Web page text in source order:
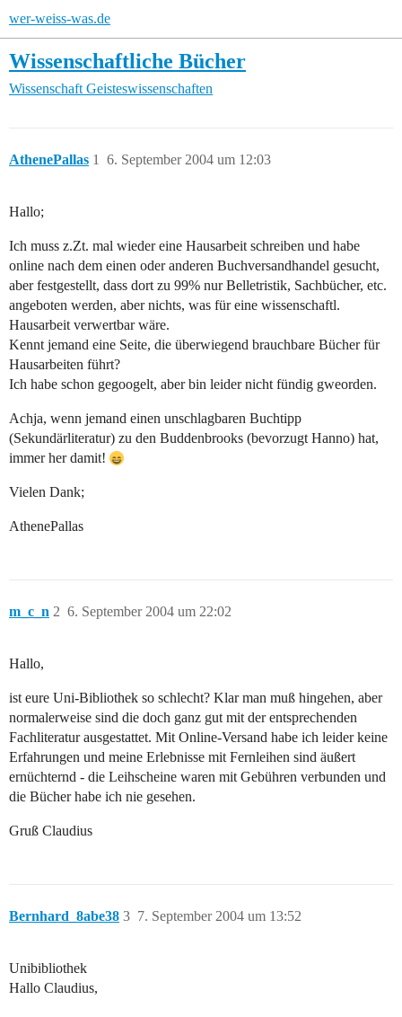
wer-weiss-was.de
Wissenschaftliche Bücher
Wissenschaft Geisteswissenschaften
AthenePallas 6. September 2004 um 12:03
1
Hallo;
Ich muss z.Zt. mal wieder eine Hausarbeit schreiben und habe
online nach dem einen oder anderen Buchversandhandel gesucht,
aber festgestellt, dass dort zu 99% nur Belletristik, Sachbücher, etc.
angeboten werden, aber nichts, was für eine wissenschaftl.
Hausarbeit verwertbar wäre.
Kennt jemand eine Seite, die überwiegend brauchbare Bücher für
Hausarbeiten führt?
Ich habe schon gegoogelt, aber bin leider nicht fündig gweorden.
Achja, wenn jemand einen unschlagbaren Buchtipp
(Sekundärliteratur) zu den Buddenbrooks (bevorzugt Hanno) hat,
immer her damit!
Vielen Dank;
AthenePallas
m_c_n 6. September 2004 um 22:02
2
Hallo,
ist eure Uni-Bibliothek so schlecht? Klar man muß hingehen, aber
normalerweise sind die doch ganz gut mit der entsprechenden
Fachliteratur ausgestattet. Mit Online-Versand habe ich leider keine
Erfahrungen und meine Erlebnisse mit Fernleihen sind äußert
ernüchternd - die Leihscheine waren mit Gebühren verbunden und
die Bücher habe ich nie gesehen.
Gruß Claudius
Bernhard_8abe38 7. September 2004 um 13:52
3
Unibibliothek
Hallo Claudius,